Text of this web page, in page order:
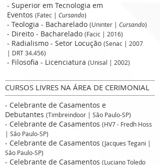
CURSOS LIVRES NA ÁREA DE CERIMONIAL
- Celebrante de Casamentos e
Debutantes (Timbreindoor | São Paulo-SP)
- Celebrante de Casamentos (HV7 - Fredh Hoss
| São Paulo-SP)
- Celebrante de Casamentos (Jacques Tegani |
São Paulo-SP)
- Celebrante de Casamentos (Luciano Toledo
- Superior em Tecnologia em
Eventos (Fatec | Cursando)
- Teologia - Bacharelado (Uninter | Cursando)
- Direito - Bacharelado (Facic | 2016)
- Radialismo - Setor Locução (Senac | 2007
| DRT 34.456)
- Filosofia - Licenciatura (Unisal | 2002)